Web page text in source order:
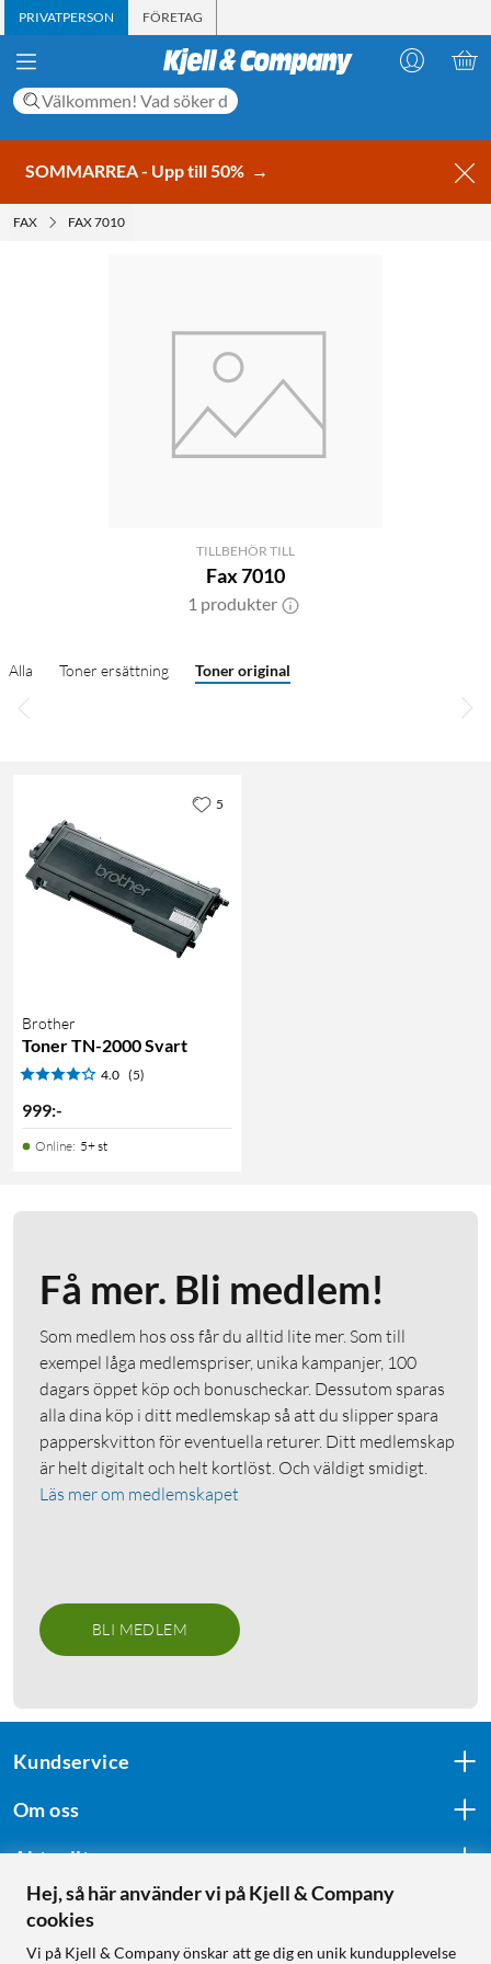
PRIVATPERSON FÖRETAG
SOMMARREA - Upp till 50% →
FAX FAX 7010
TILLBEHÖR TILL
Fax 7010
1 produkter
Alla Toner ersättning Toner original
Brother
Toner TN-2000 Svart
4.0 (5)
999:-
Online: 5+ st
5
Få mer. Bli medlem!
Som medlem hos oss får du alltid lite mer. Som till
exempel låga medlemspriser, unika kampanjer, 100
dagars öppet köp och bonuscheckar. Dessutom sparas
alla dina köp i ditt medlemskap så att du slipper spara
papperskvitton för eventuella returer. Ditt medlemskap
är helt digitalt och helt kortlöst. Och väldigt smidigt.
Läs mer om medlemskapet
BLI MEDLEM
Kundservice
Om oss
Aktuellt
Följ oss
Hej, så här använder vi på Kjell & Company
cookies
Vi på Kjell & Company önskar att ge dig en unik kundupplevelse